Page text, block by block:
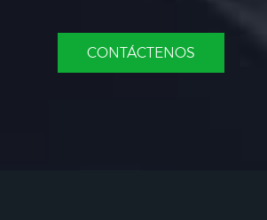
CONTÁCTENOS